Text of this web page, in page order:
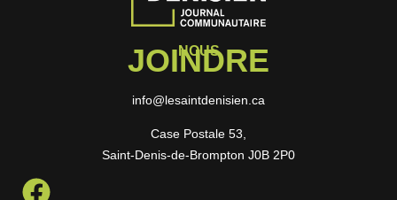
NOUS
JOINDRE
info@lesaintdenisien.ca
Case Postale 53,
Saint-Denis-de-Brompton J0B 2P0